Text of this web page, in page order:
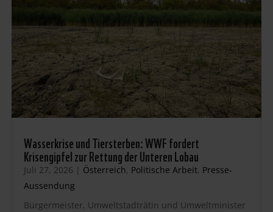
Wasserkrise und Tiersterben: WWF fordert
Krisengipfel zur Rettung der Unteren Lobau
Juli 27, 2026 | Österreich, Politische Arbeit, Presse-
Aussendung
Bürgermeister, Umweltstadträtin und Umweltminister